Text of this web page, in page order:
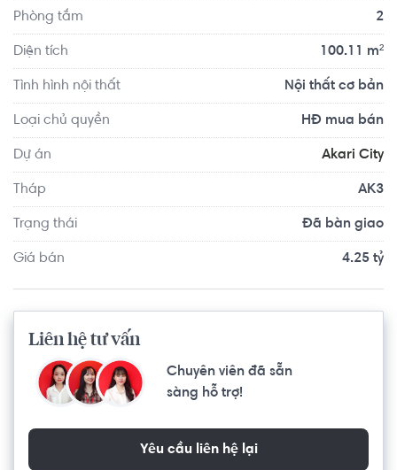
thuyền, khu BBQ,... Đây đều là những địa điểm lý tưởng
cho một buổi picnic của gia đình, bạn bè vào mỗi dịp cuối
Phòng tắm 2
Diện tích 100.11 m²
Tình hình nội thất Nội thất cơ bản
Loại chủ quyền HĐ mua bán
Dự án Akari City
Tháp AK3
Trạng thái Đã bàn giao
Giá bán 4.25 tỷ
Liên hệ tư vấn
Chuyên viên đã sẵn
sàng hỗ trợ!
Yêu cầu liên hệ lại